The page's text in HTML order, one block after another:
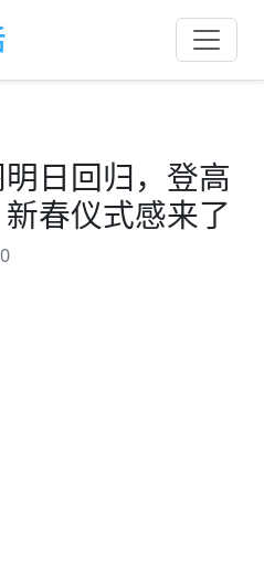
日回归，登高
春仪式感来了